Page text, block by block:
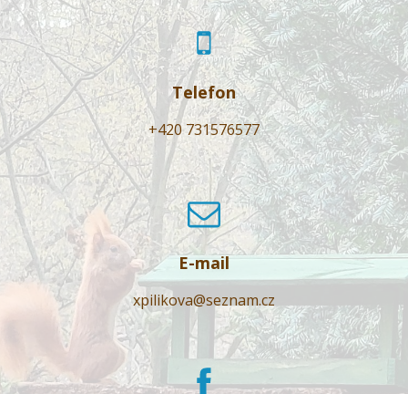
Telefon
+420 731576577
E-mail
xpilikova@seznam.cz